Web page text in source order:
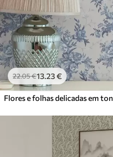
22.05€13.23€